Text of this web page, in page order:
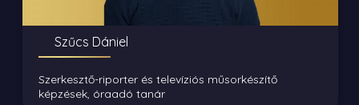
Szűcs Dániel
Szerkesztő-riporter és televíziós műsorkészítő
képzések, óraadó tanár